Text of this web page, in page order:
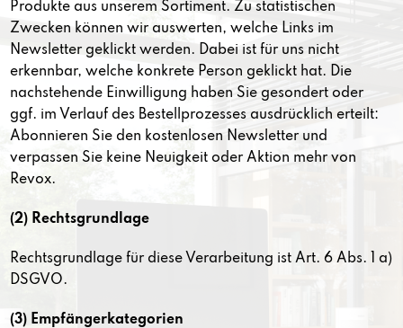
Produkte aus unserem Sortiment. Zu statistischen
Zwecken können wir auswerten, welche Links im
Newsletter geklickt werden. Dabei ist für uns nicht
erkennbar, welche konkrete Person geklickt hat. Die
nachstehende Einwilligung haben Sie gesondert oder
ggf. im Verlauf des Bestellprozesses ausdrücklich erteilt:
Abonnieren Sie den kostenlosen Newsletter und
verpassen Sie keine Neuigkeit oder Aktion mehr von
Revox.
(2) Rechtsgrundlage
Rechtsgrundlage für diese Verarbeitung ist Art. 6 Abs. 1 a)
DSGVO.
(3) Empfängerkategorien